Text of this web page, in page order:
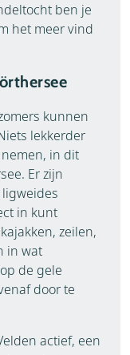
ben je
het meer vind
kunnen
lekkerder
in dit
Er zijn
in kunt
zeilen,
in wat
de gele
door te
actief, een